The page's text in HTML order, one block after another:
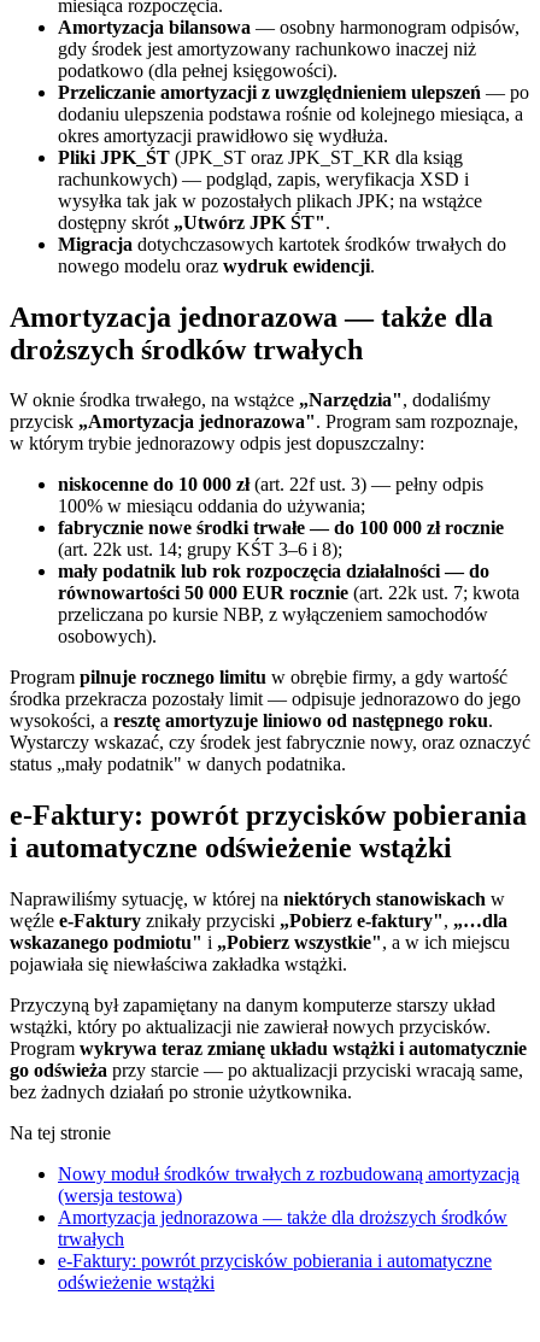
miesiąca rozpoczęcia.
Amortyzacja bilansowa — osobny harmonogram odpisów,
gdy środek jest amortyzowany rachunkowo inaczej niż
podatkowo (dla pełnej księgowości).
Przeliczanie amortyzacji z uwzględnieniem ulepszeń — po
dodaniu ulepszenia podstawa rośnie od kolejnego miesiąca, a
okres amortyzacji prawidłowo się wydłuża.
Pliki JPK_ŚT (JPK_ST oraz JPK_ST_KR dla ksiąg
rachunkowych) — podgląd, zapis, weryfikacja XSD i
wysyłka tak jak w pozostałych plikach JPK; na wstążce
dostępny skrót „Utwórz JPK ŚT".
Migracja dotychczasowych kartotek środków trwałych do
nowego modelu oraz wydruk ewidencji.
Amortyzacja jednorazowa — także dla
droższych środków trwałych
W oknie środka trwałego, na wstążce „Narzędzia", dodaliśmy
przycisk „Amortyzacja jednorazowa". Program sam rozpoznaje,
w którym trybie jednorazowy odpis jest dopuszczalny:
niskocenne do 10 000 zł(art. 22f ust. 3) — pełny odpis
100% w miesiącu oddania do używania;
fabrycznie nowe środki trwałe — do 100 000 zł rocznie
(art. 22k ust. 14; grupy KŚT 3–6 i 8);
mały podatnik lub rok rozpoczęcia działalności — do
równowartości 50 000 EUR rocznie (art. 22k ust. 7; kwota
przeliczana po kursie NBP, z wyłączeniem samochodów
osobowych).
Program pilnuje rocznego limitu w obrębie firmy, a gdy wartość
środka przekracza pozostały limit — odpisuje jednorazowo do jego
wysokości, a resztę amortyzuje liniowo od następnego roku.
Wystarczy wskazać, czy środek jest fabrycznie nowy, oraz oznaczyć
status „mały podatnik" w danych podatnika.
e-Faktury: powrót przycisków pobierania
i automatyczne odświeżenie wstążki
Naprawiliśmy sytuację, w której na niektórych stanowiskach w
węźle e-Faktury znikały przyciski „Pobierz e-faktury", „…dla
wskazanego podmiotu" i „Pobierz wszystkie", a w ich miejscu
pojawiała się niewłaściwa zakładka wstążki.
Przyczyną był zapamiętany na danym komputerze starszy układ
wstążki, który po aktualizacji nie zawierał nowych przycisków.
Program wykrywa teraz zmianę układu wstążki i automatycznie
go odświeża przy starcie — po aktualizacji przyciski wracają same,
bez żadnych działań po stronie użytkownika.
Na tej stronie
Nowy moduł środków trwałych z rozbudowaną amortyzacją
(wersja testowa)
Amortyzacja jednorazowa — także dla droższych środków
trwałych
e-Faktury: powrót przycisków pobierania i automatyczne
odświeżenie wstążki